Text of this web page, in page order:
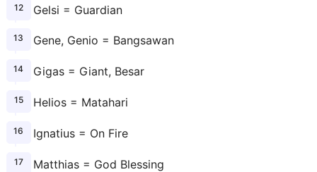
Gelsi = Guardian
Gene, Genio = Bangsawan
Gigas = Giant, Besar
Helios = Matahari
Ignatius = On Fire
Matthias = God Blessing